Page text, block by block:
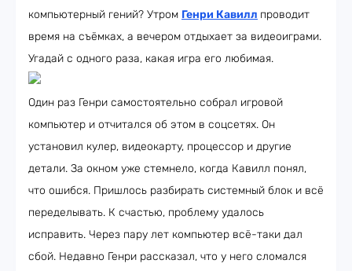
компьютерный гений? Утром Генри Кавилл проводит
время на съёмках, а вечером отдыхает за видеоиграми.
Угадай с одного раза, какая игра его любимая.
Один раз Генри самостоятельно собрал игровой
компьютер и отчитался об этом в соцсетях. Он
установил кулер, видеокарту, процессор и другие
детали. За окном уже стемнело, когда Кавилл понял,
что ошибся. Пришлось разбирать системный блок и всё
переделывать. К счастью, проблему удалось
исправить. Через пару лет компьютер всё-таки дал
сбой. Недавно Генри рассказал, что у него сломался